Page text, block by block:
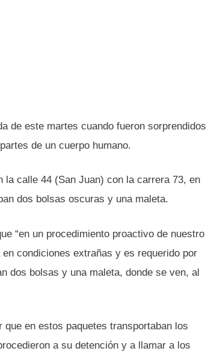
de este martes cuando fueron sorprendidos
de un cuerpo humano.
la calle 44 (San Juan) con la carrera 73, en
dos bolsas oscuras y una maleta.
“en un procedimiento proactivo de nuestro
condiciones extrañas y es requerido por
dos bolsas y una maleta, donde se ven, al
en estos paquetes transportaban los
a su detención y a llamar a los